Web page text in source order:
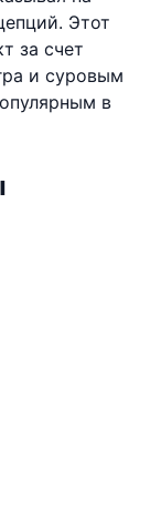
Этот
за счет
и суровым
в